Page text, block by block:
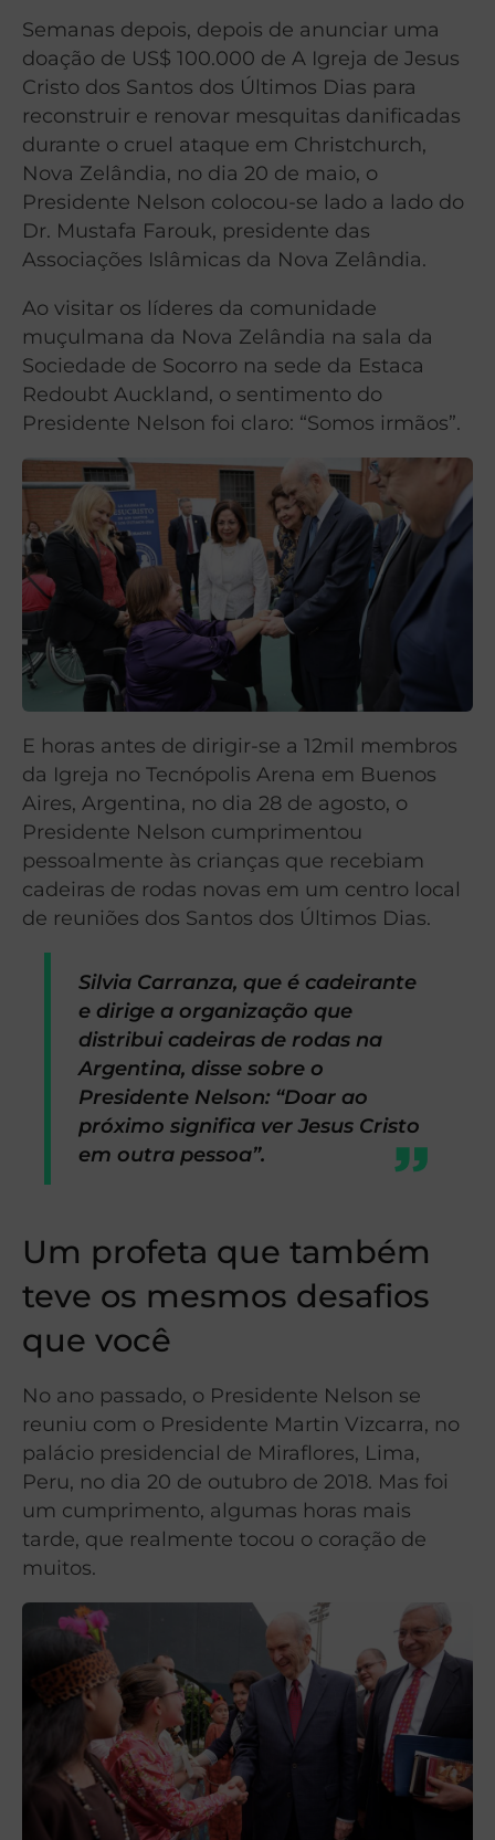
Semanas depois, depois de anunciar uma
doação de US$ 100.000 de A Igreja de Jesus
Cristo dos Santos dos Últimos Dias para
reconstruir e renovar mesquitas danificadas
durante o cruel ataque em Christchurch,
Nova Zelândia, no dia 20 de maio, o
Presidente Nelson colocou-se lado a lado do
Dr. Mustafa Farouk, presidente das
Associações Islâmicas da Nova Zelândia.
Ao visitar os líderes da comunidade
muçulmana da Nova Zelândia na sala da
Sociedade de Socorro na sede da Estaca
Redoubt Auckland, o sentimento do
Presidente Nelson foi claro: “Somos irmãos”.
E horas antes de dirigir-se a 12mil membros
da Igreja no Tecnópolis Arena em Buenos
Aires, Argentina, no dia 28 de agosto, o
Presidente Nelson cumprimentou
pessoalmente às crianças que recebiam
cadeiras de rodas novas em um centro local
de reuniões dos Santos dos Últimos Dias.
Silvia Carranza, que é cadeirante
e dirige a organização que
distribui cadeiras de rodas na
Argentina, disse sobre o
Presidente Nelson: “Doar ao
próximo significa ver Jesus Cristo
em outra pessoa”.
Um profeta que também
teve os mesmos desafios
que você
No ano passado, o Presidente Nelson se
reuniu com o Presidente Martin Vizcarra, no
palácio presidencial de Miraflores, Lima,
Peru, no dia 20 de outubro de 2018. Mas foi
um cumprimento, algumas horas mais
tarde, que realmente tocou o coração de
muitos.